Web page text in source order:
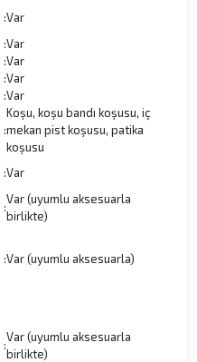
:Var
:Var
:Var
:Var
:Var
:
Koşu, koşu bandı koşusu, iç
mekan pist koşusu, patika
koşusu
:Var
:
Var (uyumlu aksesuarla
birlikte)
:Var (uyumlu aksesuarla)
:
Var (uyumlu aksesuarla
birlikte)